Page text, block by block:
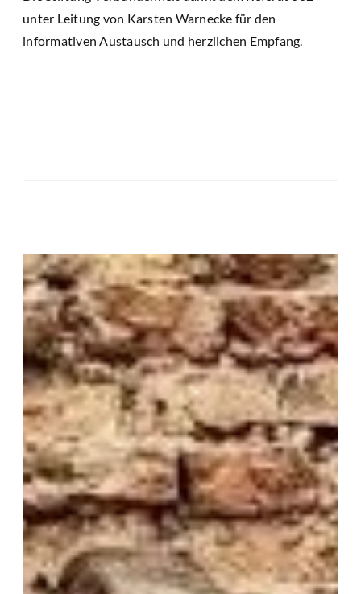
unter Leitung von Karsten Warnecke für den
informativen Austausch und herzlichen Empfang.